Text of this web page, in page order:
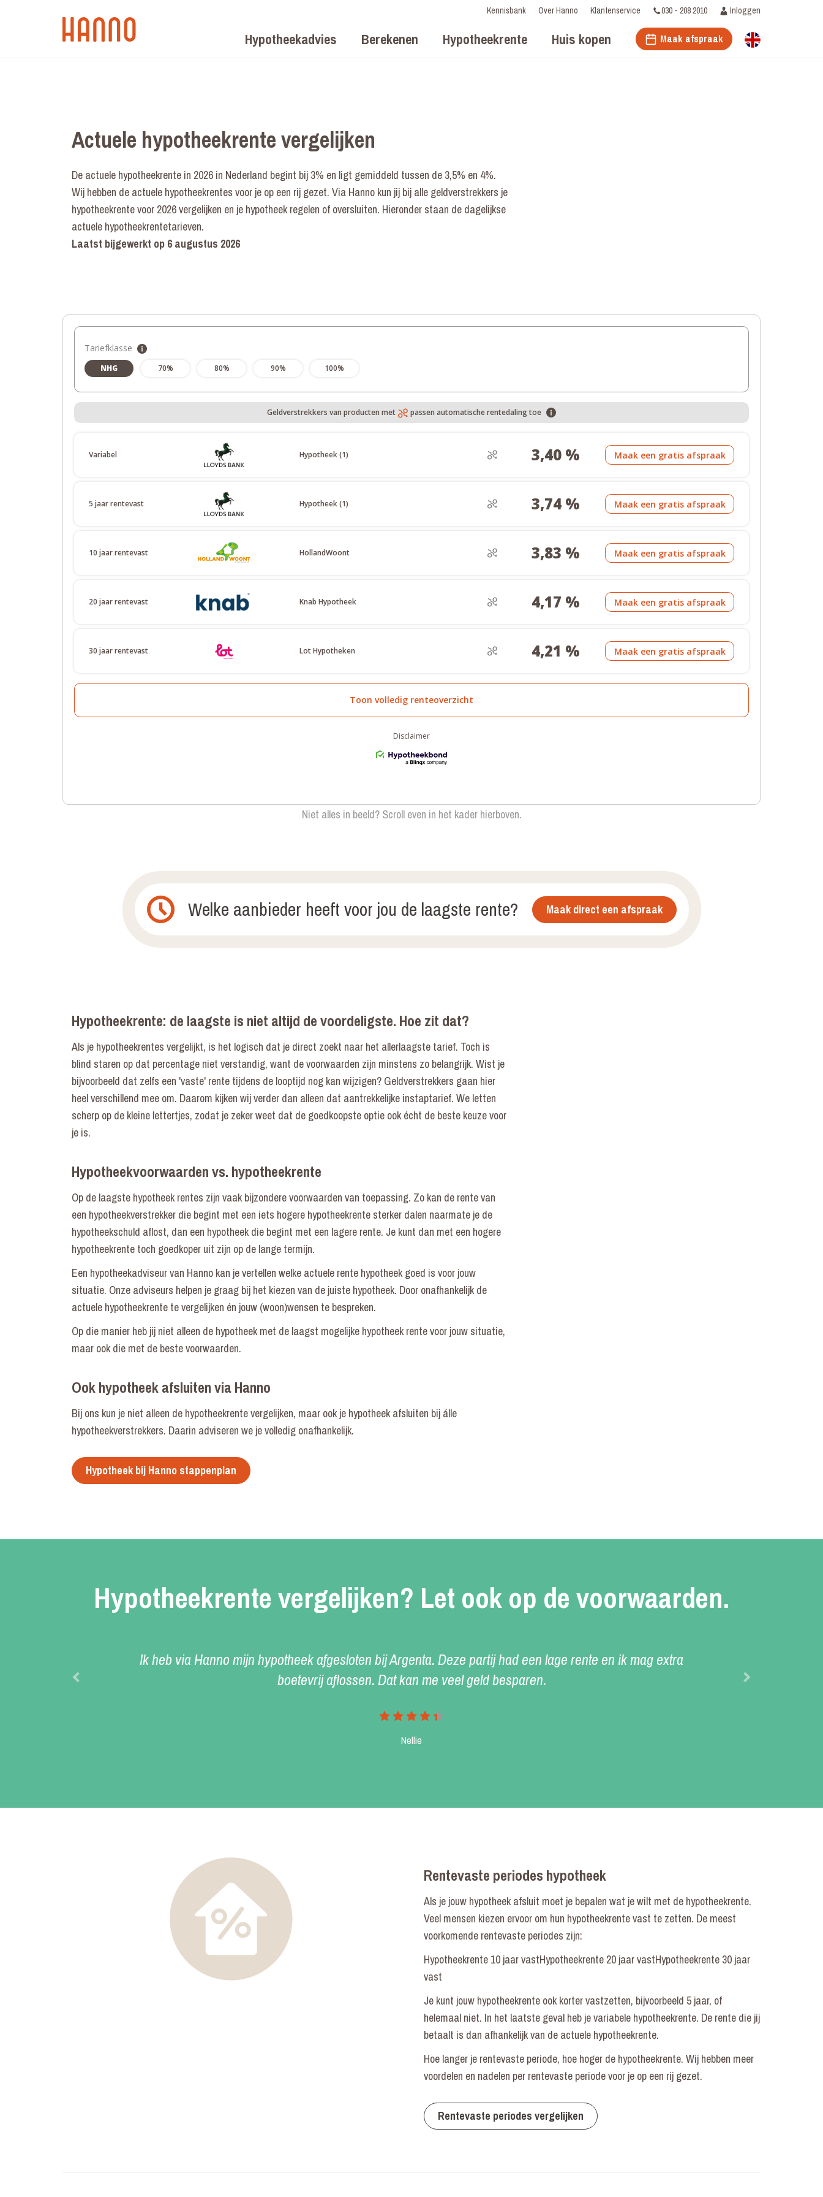
Kennisbank Over Hanno Klantenservice 030 - 208 2010 Inloggen
Hypotheekadvies Berekenen Hypotheekrente Huis kopen Maak afspraak
Actuele hypotheekrente vergelijken
De actuele hypotheekrente in 2026 in Nederland begint bij 3% en ligt gemiddeld tussen de 3,5% en 4%.
Wij hebben de actuele hypotheekrentes voor je op een rij gezet. Via Hanno kun jij bij alle geldverstrekkers je
hypotheekrente voor 2026 vergelijken en je hypotheek regelen of oversluiten. Hieronder staan de dagelijkse
actuele hypotheekrentetarieven.
Laatst bijgewerkt op 6 augustus 2026
Niet alles in beeld? Scroll even in het kader hierboven.
Welke aanbieder heeft voor jou de laagste rente? Maak direct een afspraak
Hypotheekrente: de laagste is niet altijd de voordeligste. Hoe zit dat?
Als je hypotheekrentes vergelijkt, is het logisch dat je direct zoekt naar het allerlaagste tarief. Toch is
blind staren op dat percentage niet verstandig, want de voorwaarden zijn minstens zo belangrijk. Wist je
bijvoorbeeld dat zelfs een 'vaste' rente tijdens de looptijd nog kan wijzigen? Geldverstrekkers gaan hier
heel verschillend mee om. Daarom kijken wij verder dan alleen dat aantrekkelijke instaptarief. We letten
scherp op de kleine lettertjes, zodat je zeker weet dat de goedkoopste optie ook écht de beste keuze voor
je is.
Hypotheekvoorwaarden vs. hypotheekrente
Op de laagste hypotheek rentes zijn vaak bijzondere voorwaarden van toepassing. Zo kan de rente van
een hypotheekverstrekker die begint met een iets hogere hypotheekrente sterker dalen naarmate je de
hypotheekschuld aflost, dan een hypotheek die begint met een lagere rente. Je kunt dan met een hogere
hypotheekrente toch goedkoper uit zijn op de lange termijn.
Een hypotheekadviseur van Hanno kan je vertellen welke actuele rente hypotheek goed is voor jouw
situatie. Onze adviseurs helpen je graag bij het kiezen van de juiste hypotheek. Door onafhankelijk de
actuele hypotheekrente te vergelijken én jouw (woon)wensen te bespreken.
Op die manier heb jij niet alleen de hypotheek met de laagst mogelijke hypotheek rente voor jouw situatie,
maar ook die met de beste voorwaarden.
Ook hypotheek afsluiten via Hanno
Bij ons kun je niet alleen de hypotheekrente vergelijken, maar ook je hypotheek afsluiten bij álle
hypotheekverstrekkers. Daarin adviseren we je volledig onafhankelijk.
Hypotheek bij Hanno stappenplan
Hypotheekrente vergelijken? Let ook op de voorwaarden.
Ik heb via Hanno mijn hypotheek afgesloten bij Argenta. Deze partij had een lage rente en ik mag extra
boetevrij aflossen. Dat kan me veel geld besparen.
Nellie
Rentevaste periodes hypotheek
Als je jouw hypotheek afsluit moet je bepalen wat je wilt met de hypotheekrente.
Veel mensen kiezen ervoor om hun hypotheekrente vast te zetten. De meest
voorkomende rentevaste periodes zijn:
Hypotheekrente 10 jaar vastHypotheekrente 20 jaar vastHypotheekrente 30 jaar
vast
Je kunt jouw hypotheekrente ook korter vastzetten, bijvoorbeeld 5 jaar, of
helemaal niet. In het laatste geval heb je variabele hypotheekrente. De rente die jij
betaalt is dan afhankelijk van de actuele hypotheekrente.
Hoe langer je rentevaste periode, hoe hoger de hypotheekrente. Wij hebben meer
voordelen en nadelen per rentevaste periode voor je op een rij gezet.
Rentevaste periodes vergelijken